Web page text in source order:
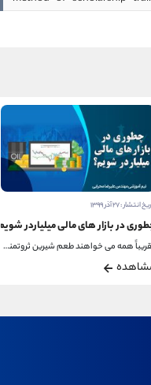
انتشار : ۲۷ آذر ۱۳۹۹
در بازار های مالی میلیاردر شویم؟
تقریباً همه می خواهند طعم شیرین ثروتمند شدن را...